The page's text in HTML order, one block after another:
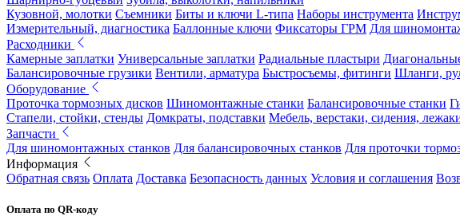
Кузовной, молотки Съемники Биты и ключи L-типа Наборы инструмента
Измерительный, диагностика Баллонные ключи Фиксаторы ГРМ Для
Расходники
Камерные заплатки Универсальные заплатки Радиальные пластыри
Балансировочные грузики Вентили, арматура Быстросъемы, фитинги Шланги,
Оборудование
Проточка тормозных дисков Шиномонтажные станки Балансировочные станки
Стапели, стойки, стенды Домкраты, подставки Мебель, верстаки, сидения,
Запчасти
Для шиномонтажных станков Для балансировочных станков Для проточки
Информация
Обратная связь Оплата Доставка Безопасность данных Условия и соглашения
Оплата по QR-коду